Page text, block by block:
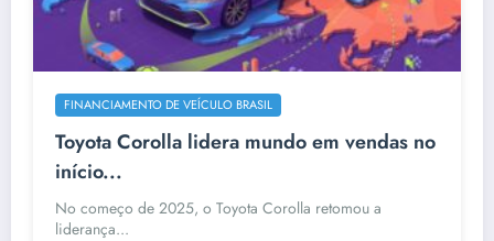
FINANCIAMENTO DE VEÍCULO BRASIL
Toyota Corolla lidera mundo em vendas no
início...
No começo de 2025, o Toyota Corolla retomou a
liderança...